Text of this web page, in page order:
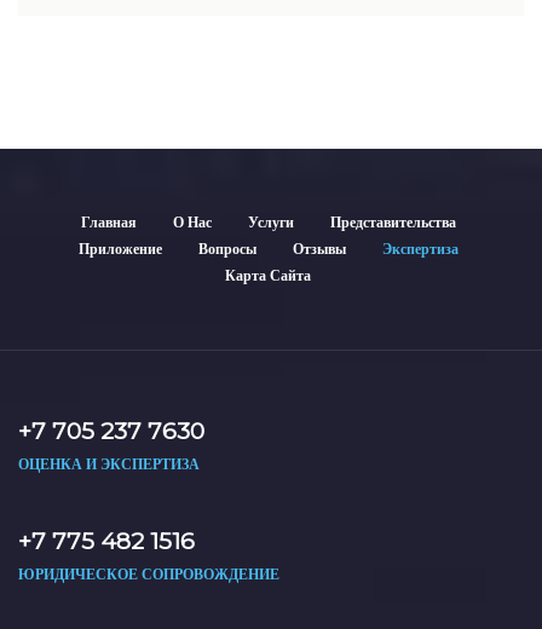
Главная О Нас Услуги
Представительства
Приложение
Вопросы Отзывы
Экспертиза
Карта Сайта
+7 705 237 7630
ОЦЕНКА И ЭКСПЕРТИЗА
+7 775 482 1516
ЮРИДИЧЕСКОЕ СОПРОВОЖДЕНИЕ